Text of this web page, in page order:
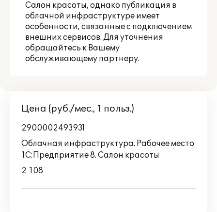
Цена (руб./мес., 1 польз.)
2900002493931
Облачная инфраструктура. Рабочее место
1С:Предприятие 8. Салон красоты
2 108
Салон красоты, однако публикация в
облачной инфраструктуре имеет
особенности, связанные с подключением
внешних сервисов. Для уточнения
обращайтесь к Вашему
обслуживающему партнеру.